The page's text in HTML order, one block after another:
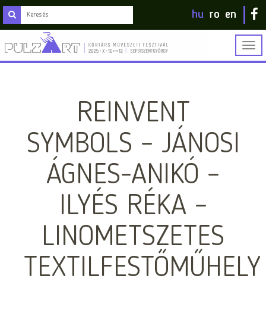
hu ro en
REINVENT
SYMBOLS – JÁNOSI
ÁGNES-ANIKÓ –
ILYÉS RÉKA –
LINOMETSZETES
TEXTILFESTŐMŰHELY